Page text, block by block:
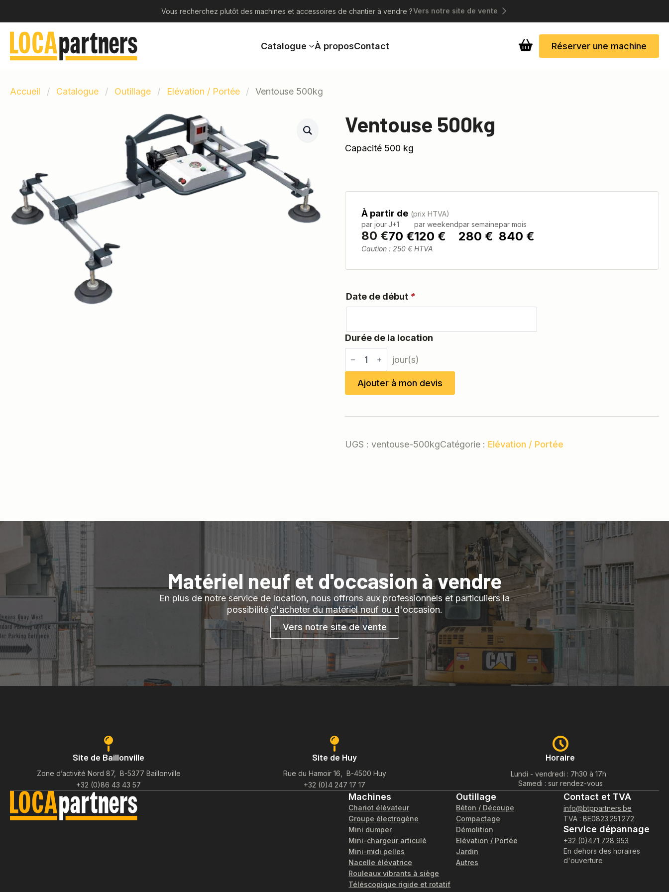
Vous recherchez plutôt des machines et accessoires de chantier à vendre ?Vers notre site de vente
Catalogue À proposContact Réserver une machine
Accueil Catalogue Outillage Elévation / Portée Ventouse 500kg
Ventouse 500kg
Capacité 500 kg
À partir de (prix HTVA)
par jour
80 €
J+1
70 €
par weekend
120 €
par semaine
280 €
par mois
840 €
Caution : 250 € HTVA
Date de début *
quantité
de
Ventouse
500kg
Ajouter à mon devis
UGS :ventouse-500kgCatégorie : Elévation / Portée
Matériel neuf et d'occasion à vendre
En plus de notre service de location, nous offrons aux professionnels et particuliers la
possibilité d'acheter du matériel neuf ou d'occasion.
Vers notre site de vente
Site de Baillonville
Zone d’activité Nord 87, B-5377 Baillonville
+32 (0)86 43 43 57
Site de Huy
Rue du Hamoir 16, B-4500 Huy
+32 (0)4 247 17 17
Horaire
Lundi - vendredi : 7h30 à 17h
Samedi : sur rendez-vous
Machines
Chariot élévateur
Groupe électrogène
Mini dumper
Mini-chargeur articulé
Mini-midi pelles
Nacelle élévatrice
Rouleaux vibrants à siège
Téléscopique rigide et rotatif
Outillage
Béton / Découpe
Compactage
Démolition
Elévation / Portée
Jardin
Autres
Contact et TVA
info@btppartners.be
TVA : BE0823.251.272
Service dépannage
+32 (0)471 728 953
En dehors des horaires
d'ouverture